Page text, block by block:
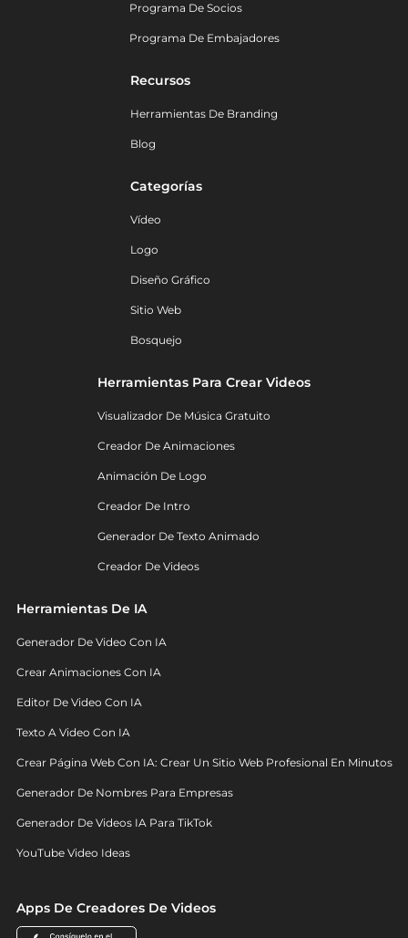
Programa De Socios
Programa De Embajadores
Recursos
Herramientas De Branding
Blog
Categorías
Vídeo
Logo
Diseño Gráfico
Sitio Web
Bosquejo
Herramientas Para Crear Videos
Visualizador De Música Gratuito
Creador De Animaciones
Animación De Logo
Creador De Intro
Generador De Texto Animado
Creador De Videos
Herramientas De IA
Generador De Video Con IA
Crear Animaciones Con IA
Editor De Video Con IA
Texto A Video Con IA
Crear Página Web Con IA: Crear Un Sitio Web Profesional En Minutos
Generador De Nombres Para Empresas
Generador De Videos IA Para TikTok
YouTube Video Ideas
Apps De Creadores De Videos